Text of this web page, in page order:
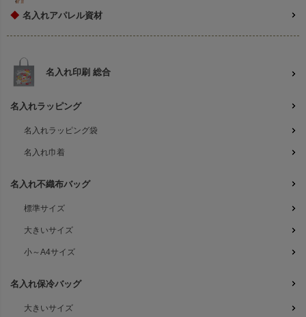
◆ 名入れアパレル資材
名入れ印刷 総合
名入れラッピング
名入れラッピング袋
名入れ巾着
名入れ不織布バッグ
標準サイズ
大きいサイズ
小～A4サイズ
名入れ保冷バッグ
大きいサイズ